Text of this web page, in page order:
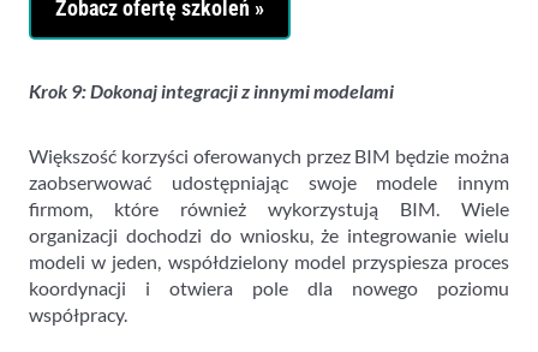
Zobacz ofertę szkoleń »
Krok 9: Dokonaj integracji z innymi modelami
Większość korzyści oferowanych przez BIM będzie można
zaobserwować udostępniając swoje modele innym
firmom, które również wykorzystują BIM. Wiele
organizacji dochodzi do wniosku, że integrowanie wielu
modeli w jeden, współdzielony model przyspiesza proces
koordynacji i otwiera pole dla nowego poziomu
współpracy.